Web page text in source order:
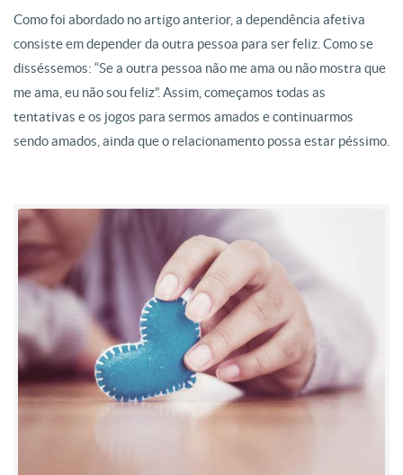
Como foi abordado no artigo anterior, a dependência afetiva
consiste em depender da outra pessoa para ser feliz. Como se
disséssemos: “Se a outra pessoa não me ama ou não mostra que
me ama, eu não sou feliz”. Assim, começamos todas as
tentativas e os jogos para sermos amados e continuarmos
sendo amados, ainda que o relacionamento possa estar péssimo.